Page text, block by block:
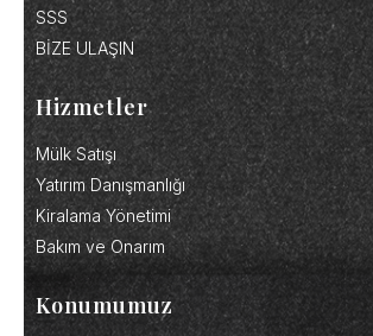
SSS
BİZE ULAŞIN
Hizmetler
Mülk Satışı
Yatırım Danışmanlığı
Kiralama Yönetimi
Bakım ve Onarım
Konumumuz